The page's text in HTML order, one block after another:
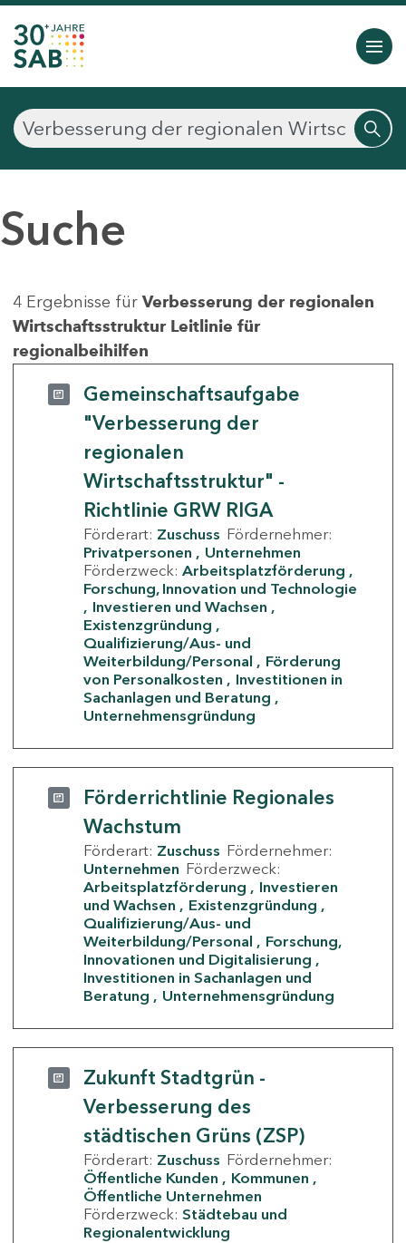
Suche
4 Ergebnisse für Verbesserung der regionalen
Wirtschaftsstruktur Leitlinie für
regionalbeihilfen
Gemeinschaftsaufgabe
"Verbesserung der
regionalen
Wirtschaftsstruktur" -
Richtlinie GRW RIGA
Förderart: Zuschuss Fördernehmer:
Privatpersonen
Unternehmen
Förderzweck: Arbeitsplatzförderung
Forschung, Innovation und Technologie
Investieren und Wachsen
Existenzgründung
Qualifizierung/Aus- und
Weiterbildung/Personal
Förderung
von Personalkosten
Investitionen in
Sachanlagen und Beratung
Unternehmensgründung
Förderrichtlinie Regionales
Wachstum
Förderart: Zuschuss Fördernehmer:
Unternehmen Förderzweck:
Arbeitsplatzförderung
Investieren
und Wachsen
Existenzgründung
Qualifizierung/Aus- und
Weiterbildung/Personal
Forschung,
Innovationen und Digitalisierung
Investitionen in Sachanlagen und
Beratung
Unternehmensgründung
Zukunft Stadtgrün -
Verbesserung des
städtischen Grüns (ZSP)
Förderart: Zuschuss Fördernehmer:
Öffentliche Kunden
Kommunen
Öffentliche Unternehmen
Förderzweck: Städtebau und
Regionalentwicklung